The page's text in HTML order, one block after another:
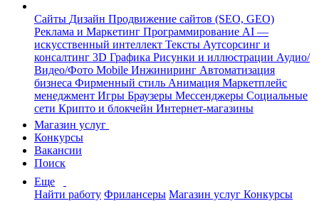
Сайты Дизайн Продвижение сайтов (SEO, GEO)
Реклама и Маркетинг Программирование AI —
искусственный интеллект Тексты Аутсорсинг и
консалтинг 3D Графика Рисунки и иллюстрации Аудио/
Видео/Фото Mobile Инжиниринг Автоматизация
бизнеса Фирменный стиль Анимация Маркетплейс
менеджмент Игры Браузеры Мессенджеры Социальные
сети Крипто и блокчейн Интернет-магазины
Магазин услуг
Конкурсы
Вакансии
Поиск
Еще
Найти работу Фрилансеры Магазин услуг Конкурсы